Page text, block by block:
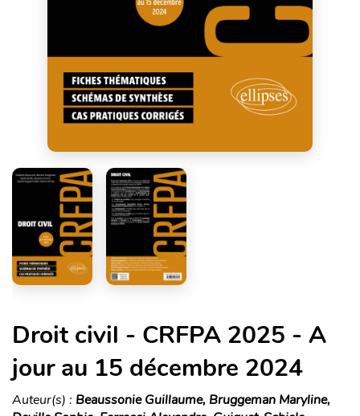
Droit civil - CRFPA 2025 - A
jour au 15 décembre 2024
Auteur(s) : Beaussonie Guillaume, Bruggeman Maryline,